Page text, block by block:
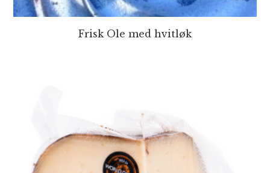
Frisk Ole med hvitløk